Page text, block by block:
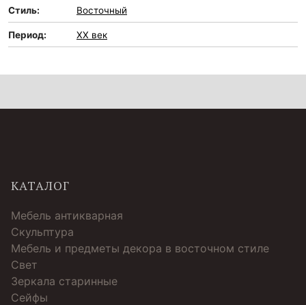
Стиль: Восточный
Период: XX век
КАТАЛОГ
Мебель антикварная
Скульптура
Мебель и предметы декора в восточном стиле
Свет
Зеркала старинные
Cейфы